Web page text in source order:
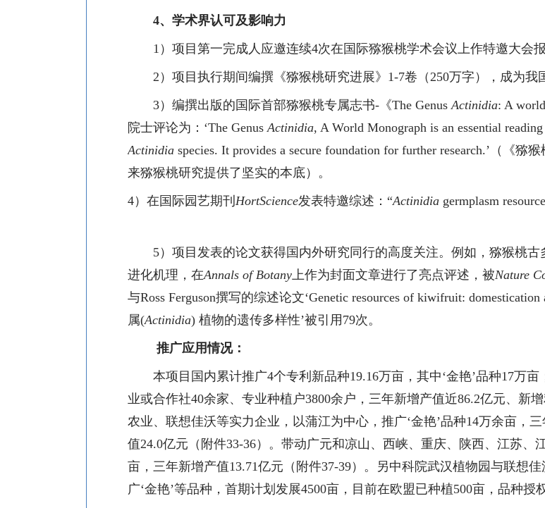
4、学术界认可及影响力
1 ） 项目第一完成人应邀连续4次在国际猕猴桃学术会议上作特邀大会
2 ） 项目执行期间编撰《猕猴桃研究进展》 1-7卷 （ 250万字），成为我
3） 编撰出版的国际首部猕猴桃专属志书- 《The Genus Actinidia: A
院士评论为：‘The Genus Actinidia, A World Monograph is an essential
Actinidia species. It provides a secure foundation for further research.’（《猕
来猕猴桃研究提供了坚实的本底）。
4）在国际园艺期刊 HortScience发表特邀综述： “Actinidia germplasm
5）项目发表的论文获得国内外研究同行的高度关注。例如，猕猴桃
进化机理，在Annals of Botany 上作为封面文章进行了亮点评述，被Nature
与Ross Ferguson撰写的综述论文‘Genetic resources of kiwifruit: domestication
属(Actinidia) 植物的遗传多样性’被引用 79次。
推广应用情况：
本项目国内累计推广4个专利新品种19.16万亩，其中‘金艳’品种17万亩
业或合作社40余家、专业种植户3800余户，三年新增产值近86.2亿元、新
农业、联想佳沃等实力企业，以蒲江为中心，推广‘金艳’品种14万余亩，
值24.0亿元（附件33-36）。带动广元和凉山、西峡、重庆、陕西、江苏、
亩，三年新增产值13.71亿元（附件37-39）。另中科院武汉植物园与联想
广‘金艳’等品种，首期计划发展4500亩，目前在欧盟已种植500亩，品种授